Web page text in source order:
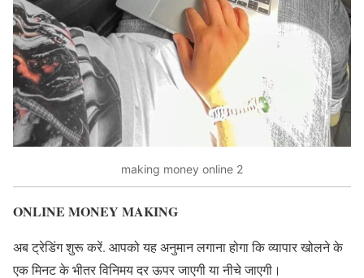
making money online 2
ONLINE MONEY MAKING
अब ट्रेडिंग शुरू करें. आपको यह अनुमान लगाना होगा कि व्यापार खोलने के
एक मिनट के भीतर विनिमय दर ऊपर जाएगी या नीचे जाएगी।